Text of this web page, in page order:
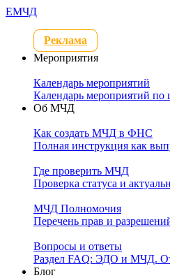
ЕМЧД
Реклама
Мероприятия
Календарь мероприятий
Календарь мероприятий по
Об МЧД
Как создать МЧД в ФНС
Полная инструкция как
Где проверить МЧД
Проверка статуса и
МЧД Полномочия
Перечень прав и
Вопросы и ответы
Раздел FAQ: ЭДО и МЧД.
Блог